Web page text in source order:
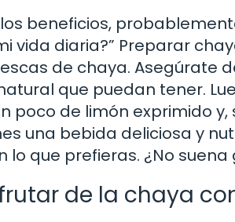
beneficios,
vida diaria?” Preparar
de chaya. Asegúrate
que puedan tener.
poco de limón exprimido
una bebida deliciosa y
lo que prefieras. ¿No suena
de la chaya